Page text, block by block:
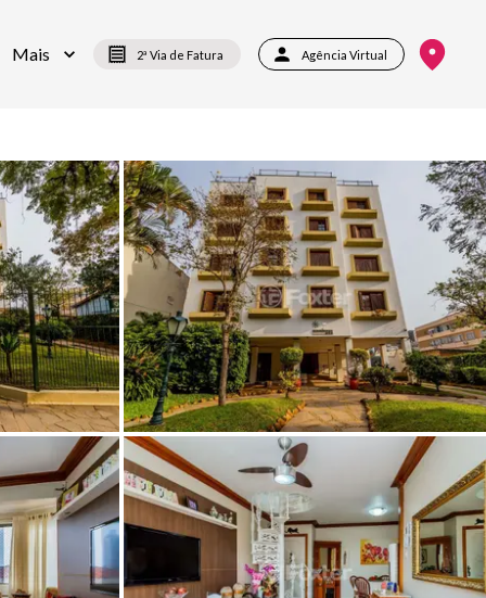
Mais 2ª Via de Fatura Agência Virtual